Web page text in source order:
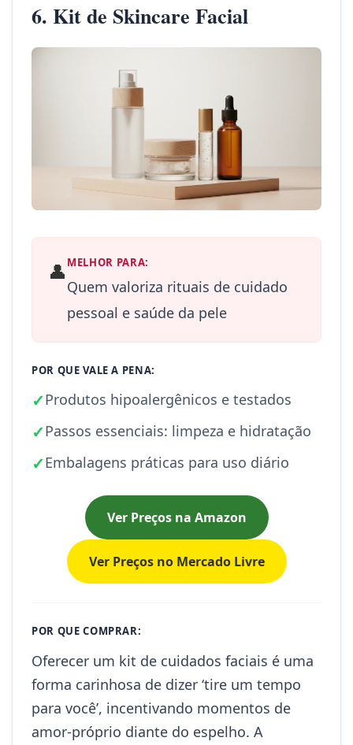
6. Kit de Skincare Facial
👤 MELHOR PARA:
Quem valoriza rituais de cuidado
pessoal e saúde da pele
POR QUE VALE A PENA:
✓Produtos hipoalergênicos e testados
✓Passos essenciais: limpeza e hidratação
✓Embalagens práticas para uso diário
Ver Preços na Amazon
Ver Preços no Mercado Livre
POR QUE COMPRAR:
Oferecer um kit de cuidados faciais é uma
forma carinhosa de dizer ‘tire um tempo
para você’, incentivando momentos de
amor-próprio diante do espelho. A